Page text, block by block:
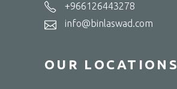
+966126443278
info@binlaswad.com
OUR LOCATIONS